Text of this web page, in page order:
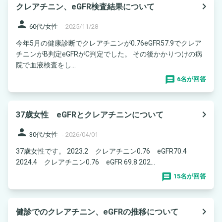
クレアチニン、eGFR検査結果について
navigate_next
person 60代/女性 - 2025/11/28
今年5月の健康診断でクレアチニンが0.76eGFR57.9でクレア
チニンがB判定eGFRがC判定でした。 その後かかりつけの病
院で血液検査をし...
6名が回答
37歳女性 eGFRとクレアチニンについて
navigate_next
person 30代/女性 - 2026/04/01
37歳女性です。 2023.2 クレアチニン0.76 eGFR70.4
2024.4 クレアチニン0.76 eGFR 69.8 202...
15名が回答
健診でのクレアチニン、eGFRの推移について
navigate_next